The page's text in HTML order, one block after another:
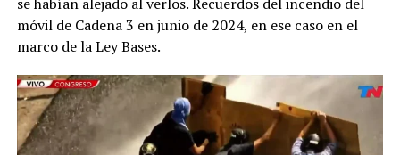
móvil de Cadena 3 en junio de 2024, en ese caso en el
marco de la Ley Bases.